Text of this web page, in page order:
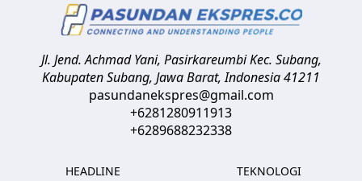
Jl. Jend. Achmad Yani, Pasirkareumbi Kec. Subang,
Kabupaten Subang, Jawa Barat,Indonesia41211
pasundanekspres@gmail.com
+6281280911913
+6289688232338
HEADLINE
TEKNOLOGI